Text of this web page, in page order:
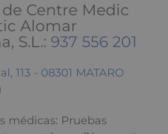
Centre Medic
Alomar
S.L.: 937 556 201
113 - 08301 MATARO
médicas: Pruebas